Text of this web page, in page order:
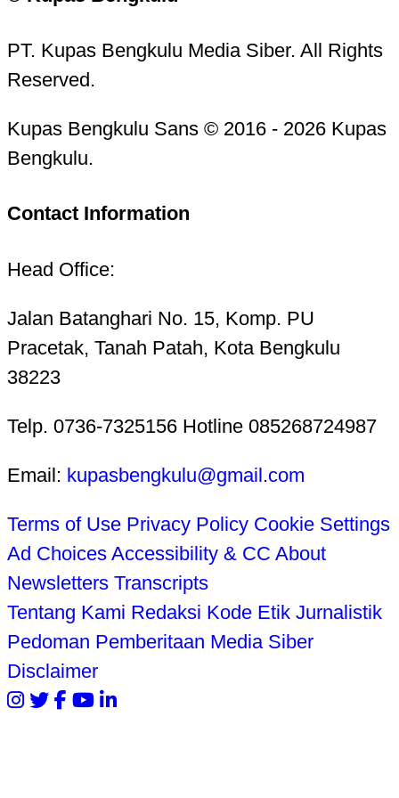
PT. Kupas Bengkulu Media Siber. All Rights
Reserved.
Kupas Bengkulu Sans © 2016 - 2026 Kupas
Bengkulu.
Contact Information
Head Office:
Jalan Batanghari No. 15, Komp. PU
Pracetak, Tanah Patah, Kota Bengkulu
38223
Telp. 0736-7325156 Hotline 085268724987
Email: kupasbengkulu@gmail.com
Terms of Use Privacy Policy Cookie Settings
Ad Choices Accessibility & CC About
Newsletters Transcripts
Tentang Kami Redaksi Kode Etik Jurnalistik
Pedoman Pemberitaan Media Siber
Disclaimer